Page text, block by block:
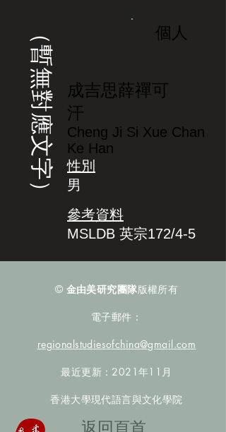
（暫無對應文字） 個人
成吉思薛禪可
汗
Cheng Ji Si Xue Chan
Ke Han
性別
男
參考資料
MSLDB 英宗172/4-5
© 金由美研究團隊版權所有
電子郵件：
regionalstudiesofchina@gmail.com
最近更新：2021年11月
香港大學現代語言與文化學院